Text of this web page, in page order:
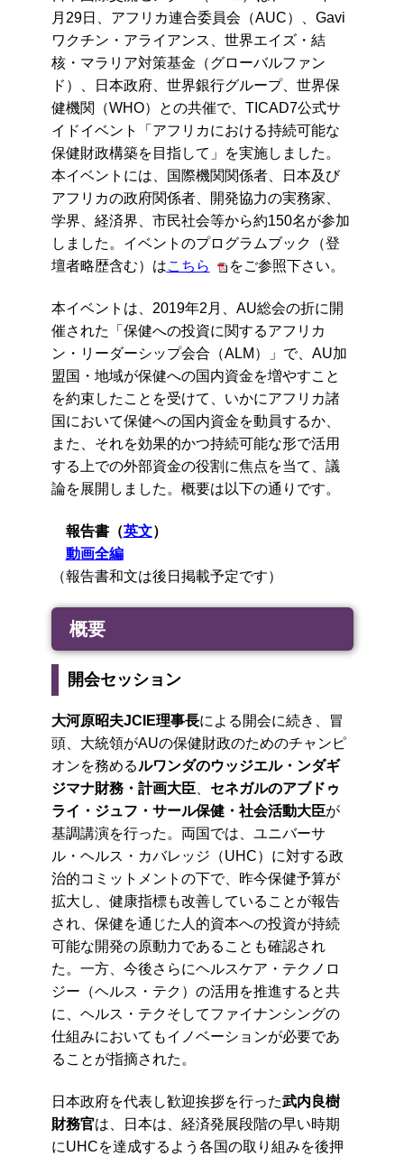
月29日、アフリカ連合委員会（AUC）、Gavi
ワクチン・アライアンス、世界エイズ・結
核・マラリア対策基金（グローバルファン
ド）、日本政府、世界銀行グループ、世界保
健機関（WHO）との共催で、TICAD7公式サ
イドイベント「アフリカにおける持続可能な
保健財政構築を目指して」を実施しました。
本イベントには、国際機関関係者、日本及び
アフリカの政府関係者、開発協力の実務家、
学界、 経済界、 市民社会等から約150名が参加
しました。 イベントのプログラムブック（登
壇者略歴含む）はこちら をご参照下さい。
本イベントは、2019年2月、AU総会の折に開
催された「保健への投資に関するアフリカ
ン・リーダーシップ会合（ALM）」で、AU加
盟国・地域が保健への国内資金を増やすこと
を約束したことを受けて、いかにアフリカ諸
国において保健への国内資金を動員するか、
また、それを効果的かつ持続可能な形で活用
する上での外部資金の役割に焦点を当て、議
論を展開しました。概要は以下の通りです。
報告書（英文）
動画全編
（報告書和文は後日掲載予定です）
概要
開会セッション
大河原昭夫JCIE理事長による開会に続き、冒
頭、大統領がAUの保健財政のためのチャンピ
オンを務めるルワンダのウッジエル・ンダギ
ジマナ財務・計画大臣、 セネガルのアブドゥ
ライ・ジュフ・サール保健・社会活動大臣が
基調講演を行った。両国では、ユニバーサ
ル・ヘルス・カバレッジ（UHC）に対する政
治的コミットメントの下で、昨今保健予算が
拡大し、健康指標も改善していることが報告
され、保健を通じた人的資本への投資が持続
可能な開発の原動力であることも確認され
た。一方、今後さらにヘルスケア・テクノロ
ジー（ヘルス・テク）の活用を推進すると共
に、ヘルス・テクそしてファイナンシングの
仕組みにおいてもイノベーションが必要であ
ることが指摘された。
日本政府を代表し歓迎挨拶を行った武内良樹
財務官は、日本は、経済発展段階の早い時期
にUHCを達成するよう各国の取り組みを後押